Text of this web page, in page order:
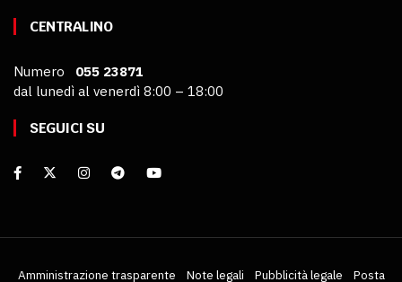
CENTRALINO
Numero 055 23871
dal lunedì al venerdì 8:00 – 18:00
SEGUICI SU
Amministrazione trasparente Note legali Pubblicità legale Posta